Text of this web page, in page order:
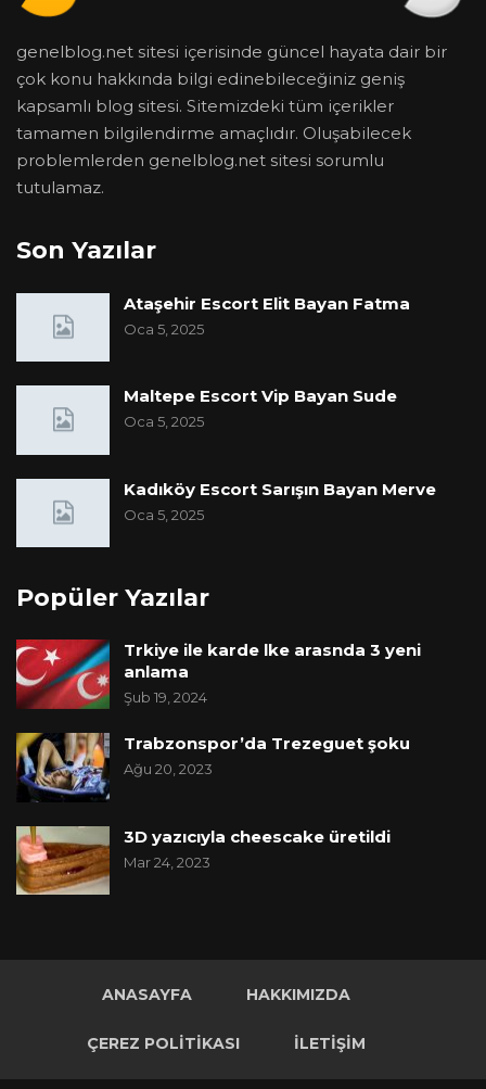
genelblog.net sitesi içerisinde güncel hayata dair bir
çok konu hakkında bilgi edinebileceğiniz geniş
kapsamlı blog sitesi. Sitemizdeki tüm içerikler
tamamen bilgilendirme amaçlıdır. Oluşabilecek
problemlerden genelblog.net sitesi sorumlu
tutulamaz.
Son Yazılar
Ataşehir Escort Elit Bayan Fatma
Oca 5, 2025
Maltepe Escort Vip Bayan Sude
Oca 5, 2025
Kadıköy Escort Sarışın Bayan Merve
Oca 5, 2025
Popüler Yazılar
Trkiye ile karde lke arasnda 3 yeni
anlama
Şub 19, 2024
Trabzonspor’da Trezeguet şoku
Ağu 20, 2023
3D yazıcıyla cheescake üretildi
Mar 24, 2023
ANASAYFA HAKKIMIZDA
ÇEREZ POLITIKASI İLETIŞIM